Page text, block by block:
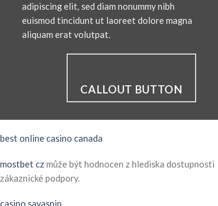
adipiscing elit, sed diam nonummy nibh
euismod tincidunt ut laoreet dolore magna
aliquam erat volutpat.
CALLOUT BUTTON
best online casino canada
mostbet cz může být hodnocen z hlediska dostupnosti
zákaznické podpory.
casino savaspin